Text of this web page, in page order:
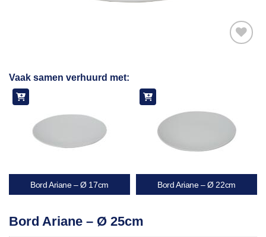
Vaak samen verhuurd met:
Bord Ariane – Ø 17cm Bord Ariane – Ø 22cm
Bord Ariane – Ø 25cm